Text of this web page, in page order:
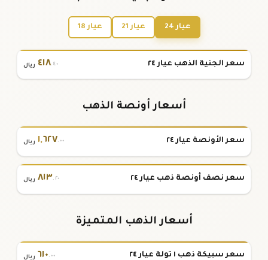
عيار 24 عيار 21 عيار 18
سعر الجنية الذهب عيار ٢٤ ٤١٨.٤٠ ريال
أسعار أونصة الذهب
سعر الأونصة عيار ٢٤ ١,٦٢٧.٠٠ ريال
سعر نصف أونصة ذهب عيار ٢٤ ٨١٣.٢٠ ريال
أسعار الذهب المتميزة
سعر سبيكة ذهب ١ تولة عيار ٢٤ ٦١٠.٠٠ ريال